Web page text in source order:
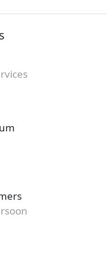
nu je gratis
op de kosten!